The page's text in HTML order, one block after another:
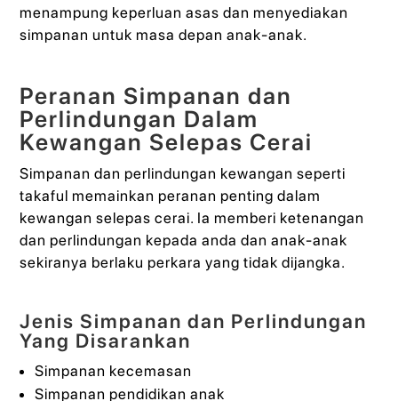
menampung keperluan asas dan menyediakan
simpanan untuk masa depan anak-anak.
Peranan Simpanan dan
Perlindungan Dalam
Kewangan Selepas Cerai
Simpanan dan perlindungan kewangan seperti
takaful memainkan peranan penting dalam
kewangan selepas cerai. Ia memberi ketenangan
dan perlindungan kepada anda dan anak-anak
sekiranya berlaku perkara yang tidak dijangka.
Jenis Simpanan dan Perlindungan
Yang Disarankan
Simpanan kecemasan
Simpanan pendidikan anak